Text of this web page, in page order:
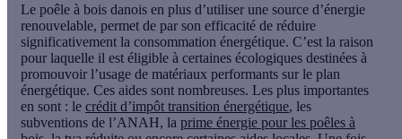
Le poêle à bois danois en plus d’utiliser une source d’énergie
renouvelable, permet de par son efficacité de réduire
significativement la consommation énergétique. C’est la raison
pour laquelle il est éligible à certaines écologiques destinées à
promouvoir l’usage de matériaux performants sur le plan
énergétique. Ces aides sont nombreuses. Les plus importantes
en sont : le crédit d’impôt transition énergétique, les
subventions de l’ANAH, la prime énergie pour les poêles à